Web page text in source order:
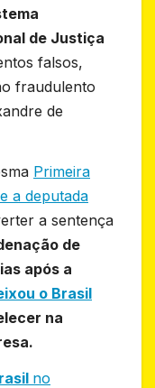
de Justiça
falsos,
fraudulento
de
Primeira
a deputada
a sentença
de
após a
o Brasil
na
no